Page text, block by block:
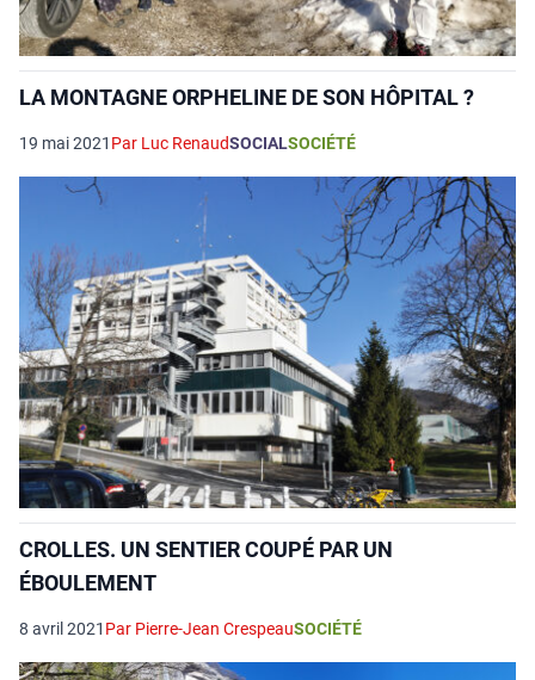
LA MONTAGNE ORPHELINE DE SON HÔPITAL ?
19 mai 2021 Par Luc RenaudSOCIALSOCIÉTÉ
CROLLES. UN SENTIER COUPÉ PAR UN
ÉBOULEMENT
8 avril 2021 Par Pierre-Jean CrespeauSOCIÉTÉ